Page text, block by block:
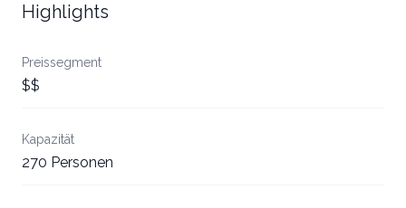
Highlights
Preissegment
$$
Kapazität
270 Personen